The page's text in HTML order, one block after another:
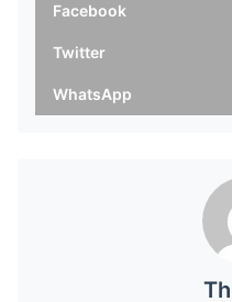
Facebook
Twitter
WhatsApp